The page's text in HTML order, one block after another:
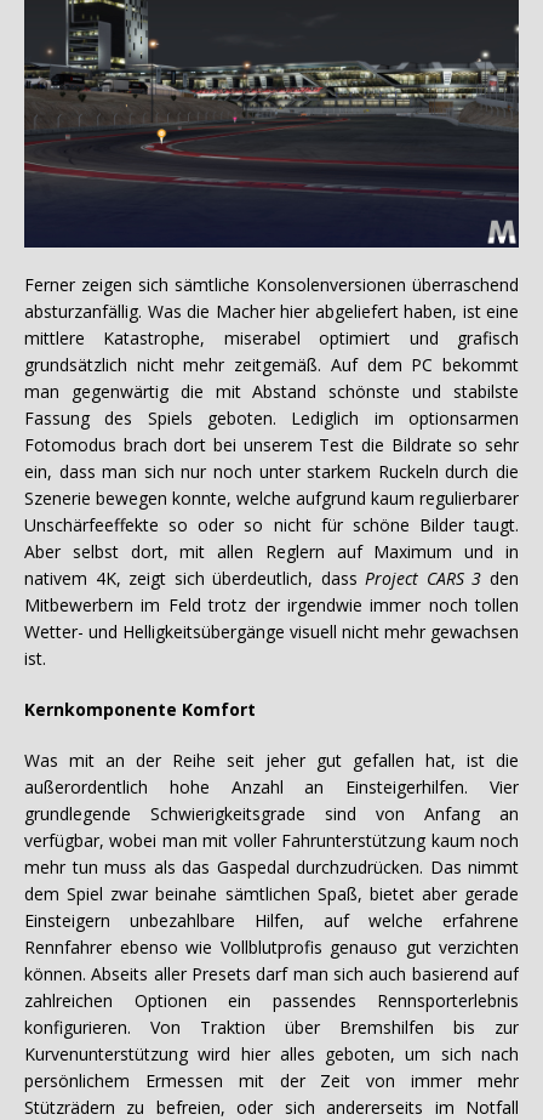
Ferner zeigen sich sämtliche Konsolenversionen überraschend
absturzanfällig. Was die Macher hier abgeliefert haben, ist eine
mittlere Katastrophe, miserabel optimiert und grafisch
grundsätzlich nicht mehr zeitgemäß. Auf dem PC bekommt
man gegenwärtig die mit Abstand schönste und stabilste
Fassung des Spiels geboten. Lediglich im optionsarmen
Fotomodus brach dort bei unserem Test die Bildrate so sehr
ein, dass man sich nur noch unter starkem Ruckeln durch die
Szenerie bewegen konnte, welche aufgrund kaum regulierbarer
Unschärfeeffekte so oder so nicht für schöne Bilder taugt.
Aber selbst dort, mit allen Reglern auf Maximum und in
nativem 4K, zeigt sich überdeutlich, dassProject CARS 3 den
Mitbewerbern im Feld trotz der irgendwie immer noch tollen
Wetter- und Helligkeitsübergänge visuell nicht mehr gewachsen
ist.
Kernkomponente Komfort
Was mit an der Reihe seit jeher gut gefallen hat, ist die
außerordentlich hohe Anzahl an Einsteigerhilfen. Vier
grundlegende Schwierigkeitsgrade sind von Anfang an
verfügbar, wobei man mit voller Fahrunterstützung kaum noch
mehr tun muss als das Gaspedal durchzudrücken. Das nimmt
dem Spiel zwar beinahe sämtlichen Spaß, bietet aber gerade
Einsteigern unbezahlbare Hilfen, auf welche erfahrene
Rennfahrer ebenso wie Vollblutprofis genauso gut verzichten
können. Abseits aller Presets darf man sich auch basierend auf
zahlreichen Optionen ein passendes Rennsporterlebnis
konfigurieren. Von Traktion über Bremshilfen bis zur
Kurvenunterstützung wird hier alles geboten, um sich nach
persönlichem Ermessen mit der Zeit von immer mehr
Stützrädern zu befreien, oder sich andererseits im Notfall